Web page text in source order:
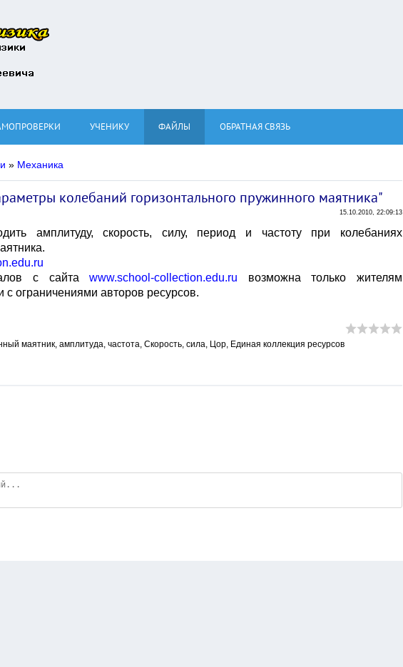
УЧЕНИКУ ФАЙЛЫ ОБРАТНАЯ СВЯЗЬ
» Механика
колебаний горизонтального пружинного маятника"
15.10.2010, 22:09:13
амплитуду, скорость, силу, период и частоту при колебаниях
с сайтаwww.school-collection.edu.ru возможна только жителям
с ограничениями авторов ресурсов.
маятник, амплитуда, частота, Скорость, сила, Цор, Единая коллекция ресурсов